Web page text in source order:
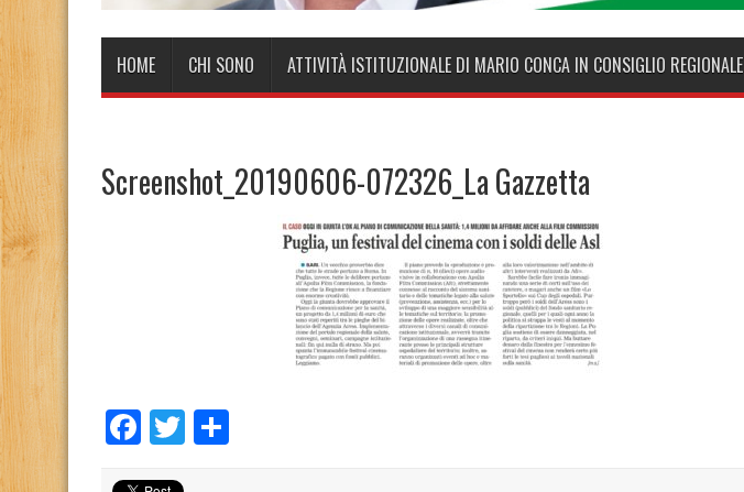
HOME CHI SONO ATTIVITÀ ISTITUZIONALE DI MARIO CONCA IN CONSIGLIO REGIONALE
Screenshot_20190606-072326_La Gazzetta
Facebook
Twitter